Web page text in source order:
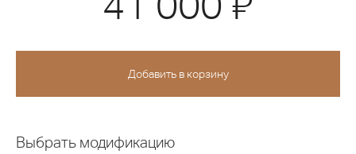
Выбрать модификацию